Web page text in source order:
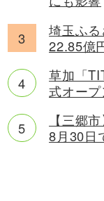
埼玉ふ
22.85億
草加「
式オー
【三郷
8月30日